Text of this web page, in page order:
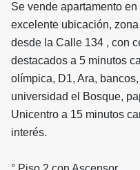
Se vende apartamento
excelente ubicación,
desde la Calle 134 , con
destacados a 5 minutos
olímpica, D1, Ara,
universidad el Bosque,
Unicentro a 15 minutos
interés.